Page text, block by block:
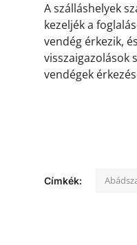
A szálláshelyek
kezeljék a
vendég érkezik,
visszaigazolások
vendégek
Címkék: